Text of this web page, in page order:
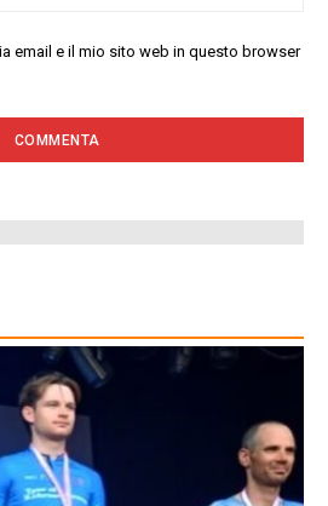
email e il mio sito web in questo browser